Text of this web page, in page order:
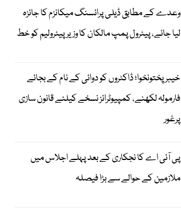
وعدے کے مطابق ڈیلی پرائسنگ میکانزم کا جائزہ
لیا جائے، پیٹرول پمپ مالکان کا وزیرپیٹرولیم کو خط
خیبرپختونخوا؛ ڈاکٹروں کو دوائی کے نام کے بجائے
فارمولہ لکھنے، کمپیوٹرائز نسخے کیلئے قانون سازی
پرغور
پی آئی اے کا نجکاری کے بعد پہلے اجلاس میں
ملازمین کے حوالے سے بڑا فیصلہ